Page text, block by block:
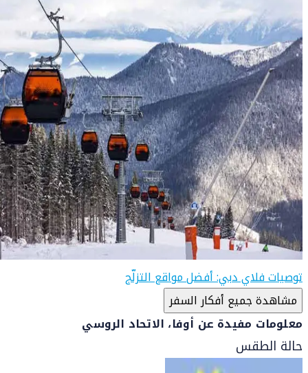
توصيات فلاي دبي: أفضل مواقع التزلّج
مشاهدة جميع أفكار السفر
معلومات مفيدة عن أوفا، الاتحاد الروسي
حالة الطقس